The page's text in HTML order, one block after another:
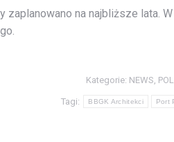
zaplanowano na najbliższe lata.
Kategorie: NEWS,
Tagi: BBGK Architekci Port